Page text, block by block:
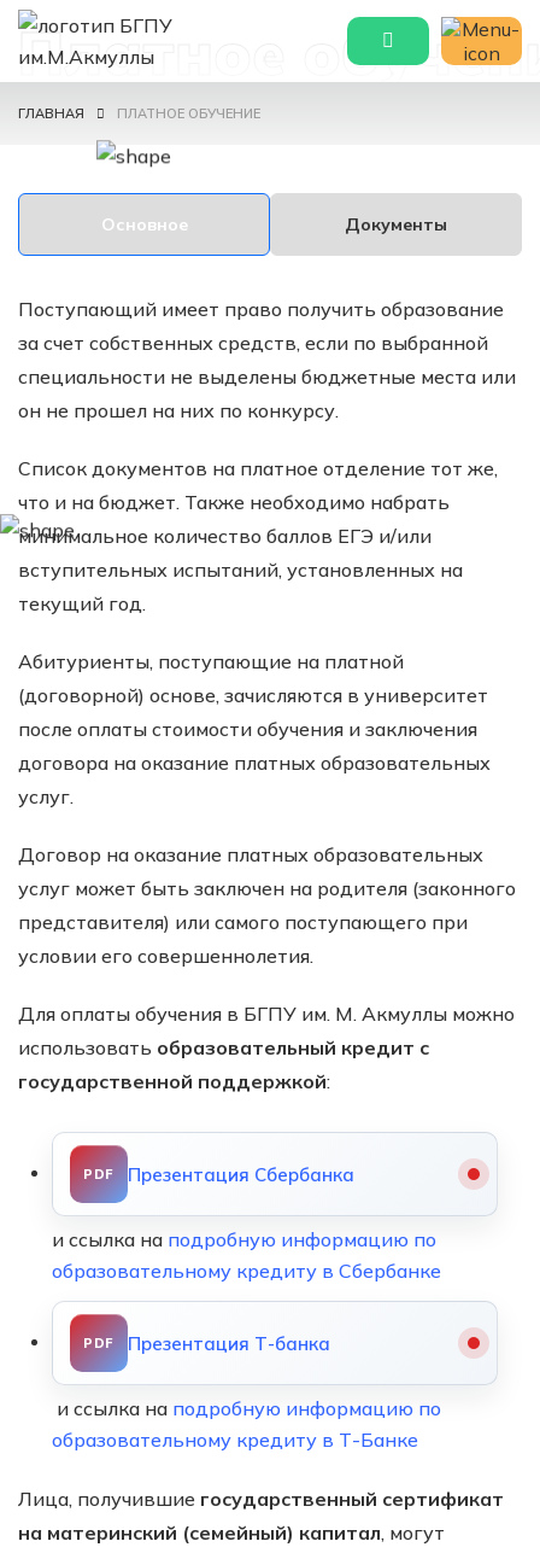
Платное
ГЛАВНАЯ ПЛАТНОЕ ОБУЧЕНИЕ
Основное Документы
Поступающий имеет право получить образование
за счет собственных средств, если по выбранной
специальности не выделены бюджетные места или
он не прошел на них по конкурсу.
Список документов на платное отделение тот же,
что и на бюджет. Также необходимо набрать
минимальное количество баллов ЕГЭ и/или
вступительных испытаний, установленных на
текущий год.
Абитуриенты, поступающие на платной
(договорной) основе, зачисляются в университет
после оплаты стоимости обучения и заключения
договора на оказание платных образовательных
услуг.
Договор на оказание платных образовательных
услуг может быть заключен на родителя (законного
представителя) или самого поступающего при
условии его совершеннолетия.
Для оплаты обучения в БГПУ им. М. Акмуллы можно
использовать образовательный кредит с
государственной поддержкой:
Презентация Сбербанка
и ссылка на подробную информацию по
образовательному кредиту в Сбербанке
Презентация Т-банка
и ссылка на подробную информацию по
образовательному кредиту в Т-Банке
Лица, получившие государственный сертификат
на материнский (семейный) капитал, могут